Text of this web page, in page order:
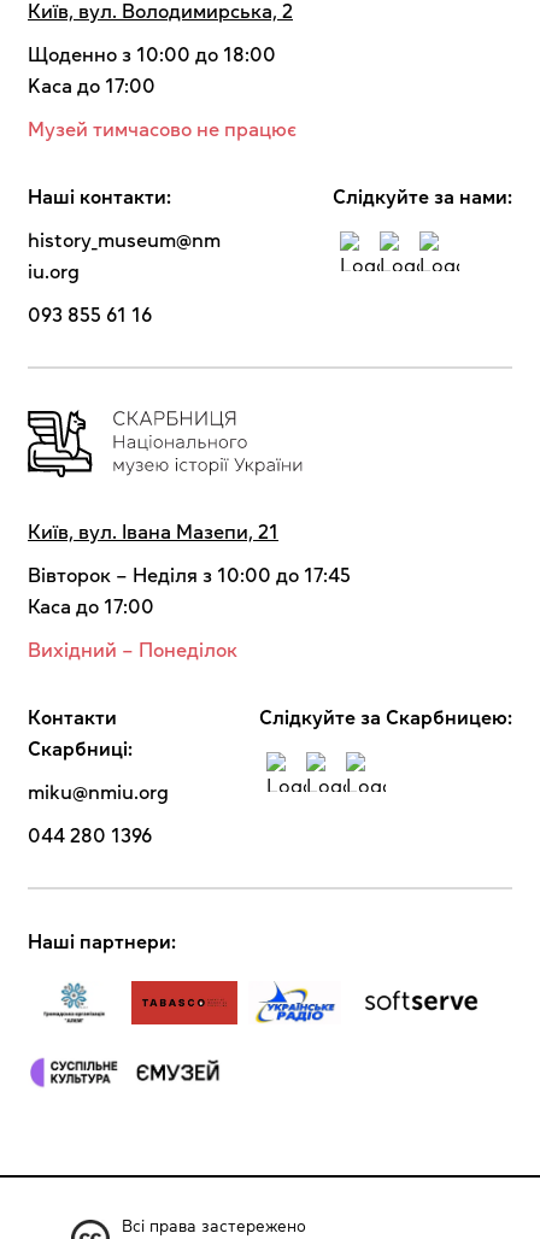
Київ, вул. Володимирська, 2
Щоденно з 10:00 до 18:00
Kaca до 17:00
Музей тимчасово не працює
Наші контакти:
history_museum@nm
iu.org
093 855 61 16
Cлідкуйте за нами:
Київ, вул. Івана Мазепи, 21
Вівторок – Неділя з 10:00 до 17:45
Каса до 17:00
Вихідний – Понеділок
Контакти
Скарбниці:
miku@nmiu.org
044 280 1396
Cлідкуйте за Скарбницею:
Наші партнери:
Всі права застережено